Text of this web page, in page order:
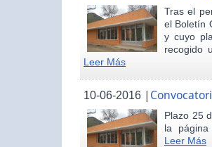
Tras el
el Boletín
y cuyo
recogido
Leer Más
10-06-2016 |
Plazo 25
la
Leer Más